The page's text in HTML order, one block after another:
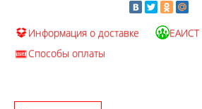
Информация о доставке
ЕАИСТ
Способы оплаты